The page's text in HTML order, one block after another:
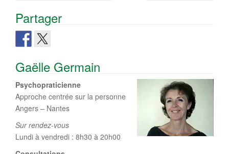
Partager
Gaëlle Germain
Psychopraticienne
Approche centrée sur la personne
Angers – Nantes
Sur rendez-vous
Lundi à vendredi : 8h30 à 20h00